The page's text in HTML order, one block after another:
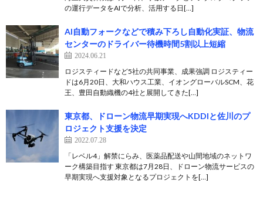
の運行データをAIで分析、活用する日[…]
AI自動フォークなどで積み下ろし自動化実証、物流
センターのドライバー待機時間5割以上短縮
2024.06.21
ロジスティードなど5社の共同事業、成果強調 ロジスティー
ドは6月20日、大和ハウス工業、イオングローバルSCM、花
王、豊田自動織機の4社と展開してきた[…]
東京都、ドローン物流早期実現へKDDIと佐川のプ
ロジェクト支援を決定
2022.07.28
「レベル4」解禁にらみ、医薬品配送や山間地域のネットワ
ーク構築目指す 東京都は7月28日、ドローン物流サービスの
早期実現へ支援対象となるプロジェクトを[…]